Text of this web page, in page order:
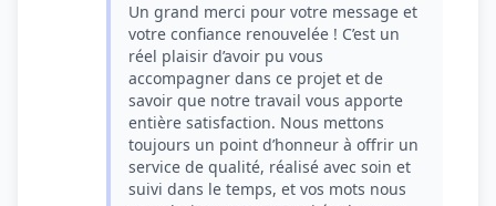
Un grand merci pour votre message et
votre confiance renouvelée ! C’est un
réel plaisir d’avoir pu vous
accompagner dans ce projet et de
savoir que notre travail vous apporte
entière satisfaction. Nous mettons
toujours un point d’honneur à offrir un
service de qualité, réalisé avec soin et
suivi dans le temps, et vos mots nous